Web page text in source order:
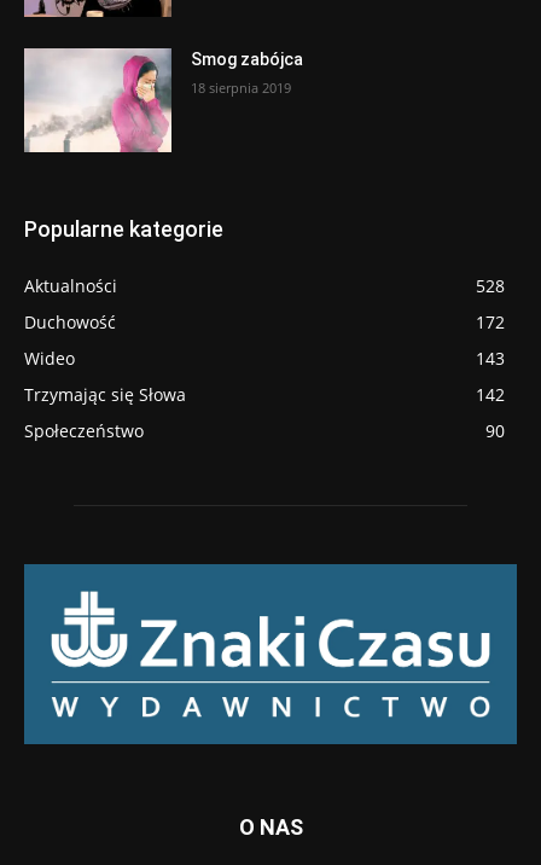
Smog zabójca
18 sierpnia 2019
Popularne kategorie
Aktualności
528
Duchowość
172
Wideo
143
Trzymając się Słowa
142
Społeczeństwo
90
O NAS